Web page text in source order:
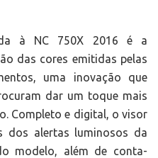
à NC 750X 2016 é a
das cores emitidas pelas
uma inovação que
dar um toque mais
Completo e digital, o visor
dos alertas luminosos da
modelo, além de conta-